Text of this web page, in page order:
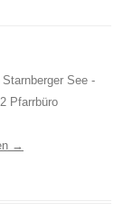
See -
Pfarrbüro
→